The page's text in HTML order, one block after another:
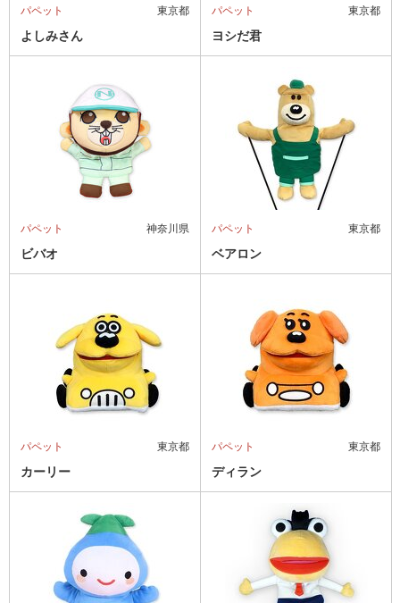
パペット 東京都
よしみさん
パペット 東京都
ヨシだ君
パペット 神奈川県
ビバオ
パペット 東京都
ベアロン
パペット 東京都
カーリー
パペット 東京都
ディラン